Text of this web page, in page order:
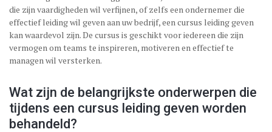
die zijn vaardigheden wil verfijnen, of zelfs een ondernemer die
effectief leiding wil geven aan uw bedrijf, een cursus leiding geven
kan waardevol zijn. De cursus is geschikt voor iedereen die zijn
vermogen om teams te inspireren, motiveren en effectief te
managen wil versterken.
Wat zijn de belangrijkste onderwerpen die
tijdens een cursus leiding geven worden
behandeld?